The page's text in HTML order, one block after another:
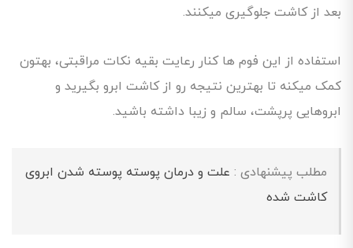
بعد از کاشت جلوگیری میکنند.
استفاده از این فوم ها کنار رعایت بقیه نکات مراقبتی، بهتون
کمک میکنه تا بهترین نتیجه رو از کاشت ابرو بگیرید و
ابروهایی پرپشت، سالم و زیبا داشته باشید.
مطلب پیشنهادی : علت و درمان پوسته پوسته شدن ابروی
کاشت شده